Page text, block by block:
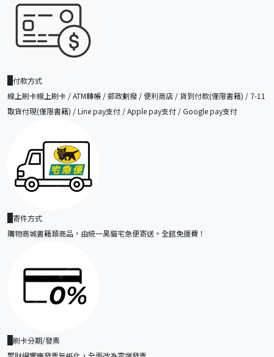
付款方式
線上刷卡線上刷卡 / ATM轉帳 / 郵政劃撥 / 便利商店 / 貨到付款(僅限書籍) / 7-11
取貨付現(僅限書籍) / Line pay支付 / Apple pay支付 / Google pay支付
寄件方式
購物商城書籍類商品，由統一黑貓宅急便寄送。全館免運費！
刷卡分期/發票